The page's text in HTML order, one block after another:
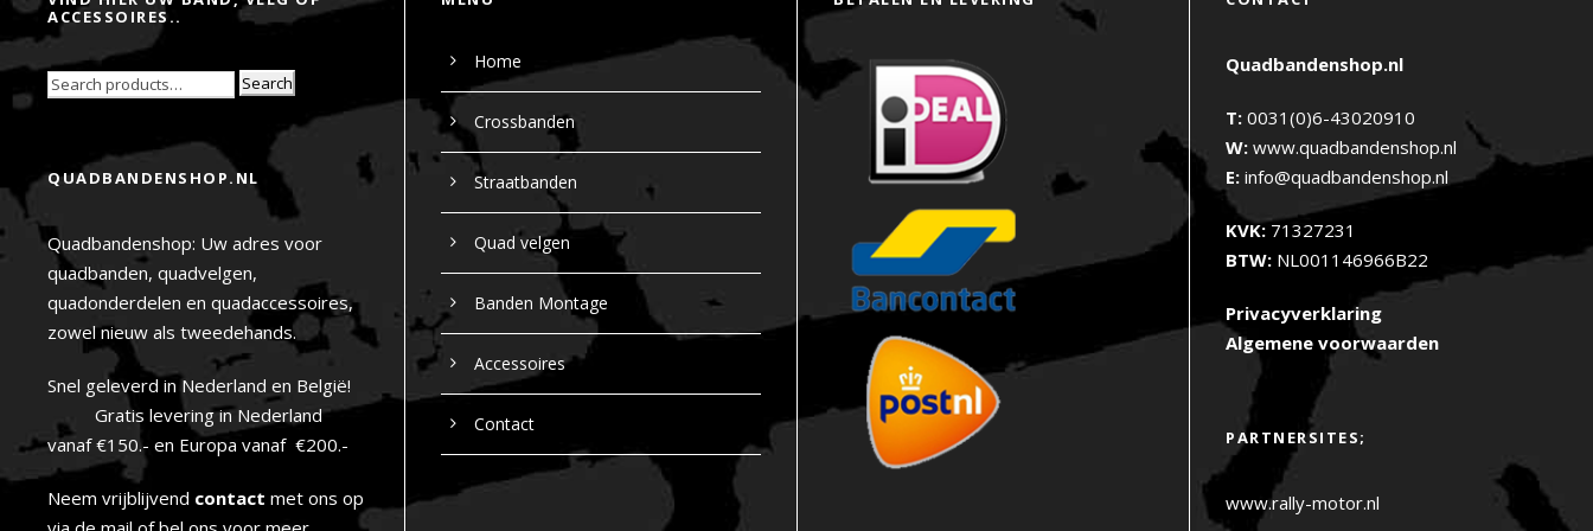
ACCESSOIRES..
Search
QUADBANDENSHOP.NL
Quadbandenshop: Uw adres voor
quadbanden, quadvelgen,
quadonderdelen en quadaccessoires,
zowel nieuw als tweedehands.
Snel geleverd in Nederland en België!
Gratis levering in Nederland
vanaf €150.- en Europa vanaf €200.-
Neem vrijblijvend contact met ons op
Home
Crossbanden
Straatbanden
Quad velgen
Banden Montage
Accessoires
Contact
Quadbandenshop.nl
T: 0031(0)6-43020910
W: www.quadbandenshop.nl
E: info@quadbandenshop.nl
KVK: 71327231
BTW: NL001146966B22
Privacyverklaring
Algemene voorwaarden
PARTNERSITES;
www.rally-motor.nl